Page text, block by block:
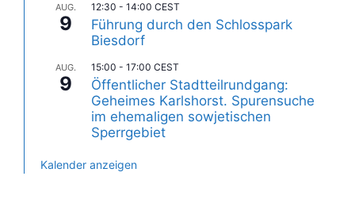
AUG.
9
12:30 - 14:00 CEST
Führung durch den Schlosspark
Biesdorf
AUG.
9
15:00 - 17:00 CEST
Öffentlicher Stadtteilrundgang:
Geheimes Karlshorst. Spurensuche
im ehemaligen sowjetischen
Sperrgebiet
Kalender anzeigen